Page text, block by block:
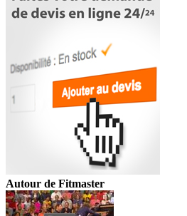
Autour de Fitmaster